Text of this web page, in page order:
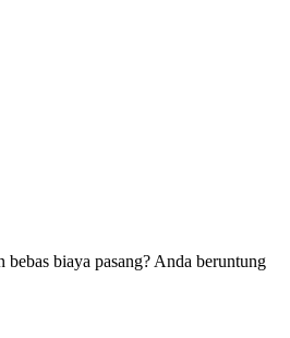
biaya pasang? Anda beruntung